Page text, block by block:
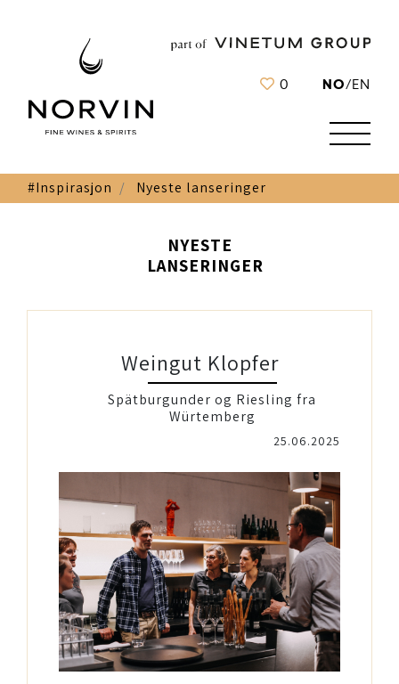
0 NO/EN
#Inspirasjon Nyeste lanseringer
NYESTE
LANSERINGER
Weingut Klopfer
Spätburgunder og Riesling fra
Würtemberg
25.06.2025